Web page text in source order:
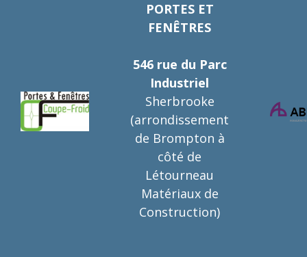
PORTES ET
FENÊTRES
546 rue du Parc
Industriel
Sherbrooke
(arrondissement
de Brompton à
côté de
Létourneau
Matériaux de
Construction)